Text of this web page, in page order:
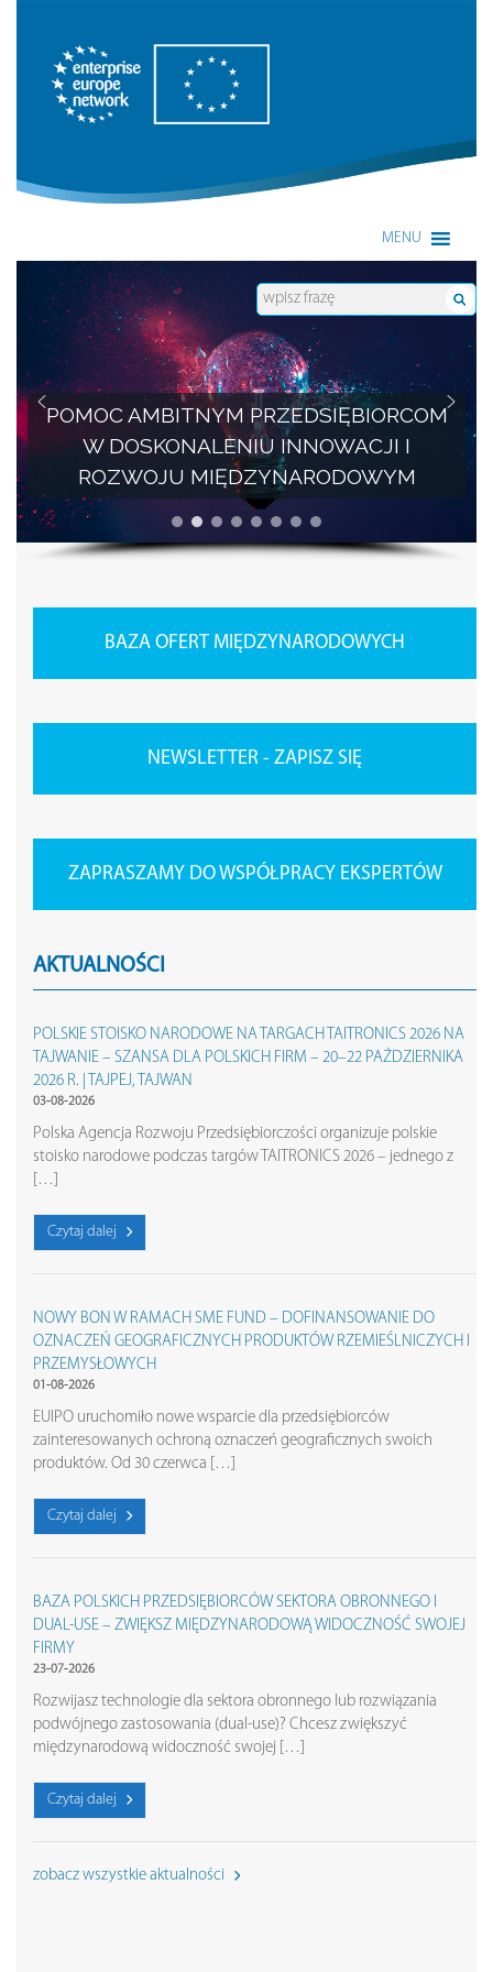
Enterprise Europe Network
MENU
POMOC AMBITNYM PRZEDSIĘBIORCOM
W DOSKONALENIU INNOWACJI I
ROZWOJU MIĘDZYNARODOWYM
BAZA OFERT MIĘDZYNARODOWYCH
NEWSLETTER - ZAPISZ SIĘ
ZAPRASZAMY DO WSPÓŁPRACY EKSPERTÓW
AKTUALNOŚCI
POLSKIE STOISKO NARODOWE NA TARGACH TAITRONICS 2026 NA
TAJWANIE – SZANSA DLA POLSKICH FIRM – 20–22 PAŹDZIERNIKA
2026 R. | TAJPEJ, TAJWAN
03-08-2026
Polska Agencja Rozwoju Przedsiębiorczości organizuje polskie
stoisko narodowe podczas targów TAITRONICS 2026 – jednego z
[…]
Czytaj dalej
NOWY BON W RAMACH SME FUND – DOFINANSOWANIE DO
OZNACZEŃ GEOGRAFICZNYCH PRODUKTÓW RZEMIEŚLNICZYCH I
PRZEMYSŁOWYCH
01-08-2026
EUIPO uruchomiło nowe wsparcie dla przedsiębiorców
zainteresowanych ochroną oznaczeń geograficznych swoich
produktów. Od 30 czerwca […]
Czytaj dalej
BAZA POLSKICH PRZEDSIĘBIORCÓW SEKTORA OBRONNEGO I
DUAL-USE – ZWIĘKSZ MIĘDZYNARODOWĄ WIDOCZNOŚĆ SWOJEJ
FIRMY
23-07-2026
Rozwijasz technologie dla sektora obronnego lub rozwiązania
podwójnego zastosowania (dual-use)? Chcesz zwiększyć
międzynarodową widoczność swojej […]
Czytaj dalej
zobacz wszystkie aktualności